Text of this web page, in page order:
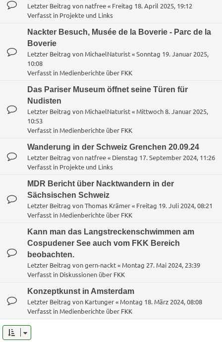
Letzter Beitrag von natfree« Freitag 18. April 2025, 19:12
Verfasst in Projekte und Links
Nackter Besuch, Musée de la Boverie - Parc de la
Boverie
Letzter Beitrag von MichaelNaturist«Sonntag 19. Januar 2025,
10:08
Verfasst in Medienberichte über FKK
Das Pariser Museum öffnet seine Türen für
Nudisten
Letzter Beitrag von MichaelNaturist« Mittwoch 8. Januar 2025,
10:53
Verfasst in Medienberichte über FKK
Wanderung in der Schweiz Grenchen 20.09.24
Letzter Beitrag von natfree« Dienstag 17. September 2024, 11:26
Verfasst in Projekte und Links
MDR Bericht über Nacktwandern in der
Sächsischen Schweiz
Letzter Beitrag vonThomas Krämer« Freitag 19. Juli 2024, 08:21
Verfasst in Medienberichte über FKK
Kann man das Langstreckenschwimmen am
Cospudener See auch vom FKK Bereich
beobachten.
Letzter Beitrag vongern-nackt« Montag 27. Mai 2024, 23:39
Verfasst in Diskussionen über FKK
Konzeptkunst in Amsterdam
Letzter Beitrag von Kartunger« Montag 18. März 2024, 08:08
Verfasst in Medienberichte über FKK